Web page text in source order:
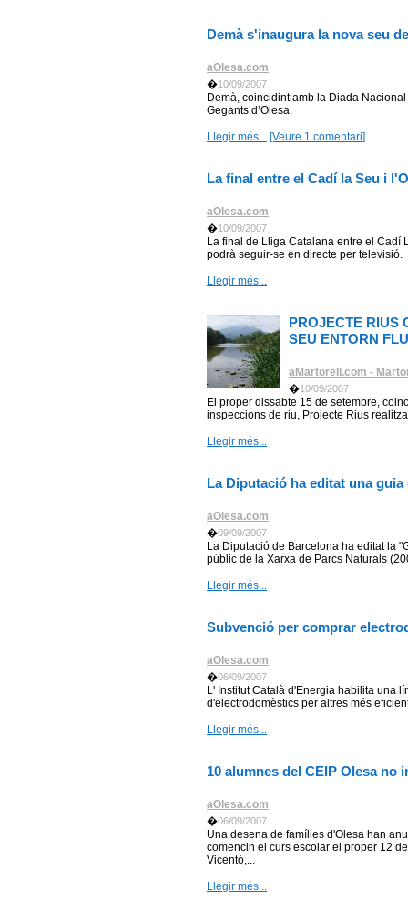
Demà s'inaugura la nova seu
aOlesa.com
�10/09/2007
Demà, coincidint amb la Diada
Gegants d’Olesa.
Llegir més... [Veure 1 comentari]
La final entre el Cadí la Seu i
aOlesa.com
�10/09/2007
La final de Lliga Catalana entre el Cadí
podrà seguir-se en directe per televisió.
Llegir més...
PROJECTE RIUS
SEU ENTORN
aMartorell.com -
�10/09/2007
El proper dissabte 15 de setembre,
inspeccions de riu, Projecte Rius
Llegir més...
La Diputació ha editat una
aOlesa.com
�09/09/2007
La Diputació de Barcelona ha editat la
públic de la Xarxa de Parcs Naturals
Llegir més...
Subvenció per comprar
aOlesa.com
�06/09/2007
L' Institut Català d'Energia habilita una
d'electrodomèstics per altres més
Llegir més...
10 alumnes del CEIP Olesa no
aOlesa.com
�06/09/2007
Una desena de famílies d'Olesa han
comencin el curs escolar el proper 12
Vicentó,...
Llegir més...